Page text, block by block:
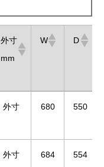
外寸
mm
W D
外寸
外寸 680 550
外寸 684 554